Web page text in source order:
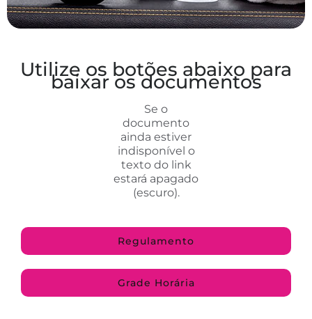
Utilize os botões abaixo para
baixar os documentos
Se o
documento
ainda estiver
indisponível o
texto do link
estará apagado
(escuro).
Regulamento
Grade Horária